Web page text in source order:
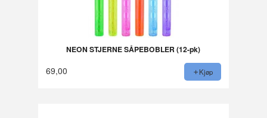
NEON STJERNE SÅPEBOBLER (12-pk)
69,00 Kjøp